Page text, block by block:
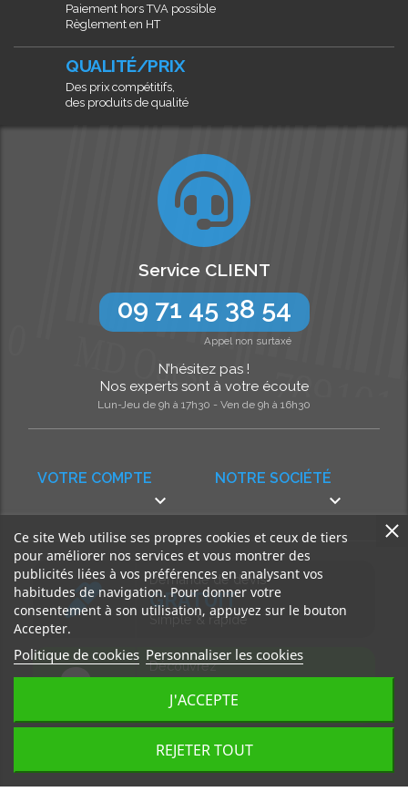
Paiement hors TVA possible
Règlement en HT
QUALITÉ/PRIX
Des prix compétitifs,
des produits de qualité
NOTRE SOCIÉTÉ

VOTRE COMPTE

Service CLIENT
09 71 45 38 54
Appel non surtaxé
N’hésitez pas !
Nos experts sont à votre écoute
Lun-Jeu de 9h à 17h30 - Ven de 9h à 16h30
Demande de devis
GRATUIT
Simple & rapide
Découvrez
Accédez à nos articles
Ce site Web utilise ses propres cookies et ceux de tiers
pour améliorer nos services et vous montrer des
publicités liées à vos préférences en analysant vos
habitudes de navigation. Pour donner votre
consentement à son utilisation, appuyez sur le bouton
Accepter.
Politique de cookies Personnaliser les cookies
REJETER TOUT
J'ACCEPTE
Tous droits réservés, MD Ouest © 2026